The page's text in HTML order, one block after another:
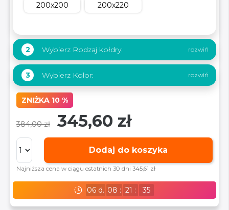
200x200 200x220
2 Wybierz Rodzaj kołdry:
3 Wybierz Kolor:
ZNIŻKA 10 %
384,00 zł 345,60 zł
Dodaj do koszyka
Najniższa cena w ciągu ostatnich 30 dni 345,61 zł
06 d. 08 : 21 : 34